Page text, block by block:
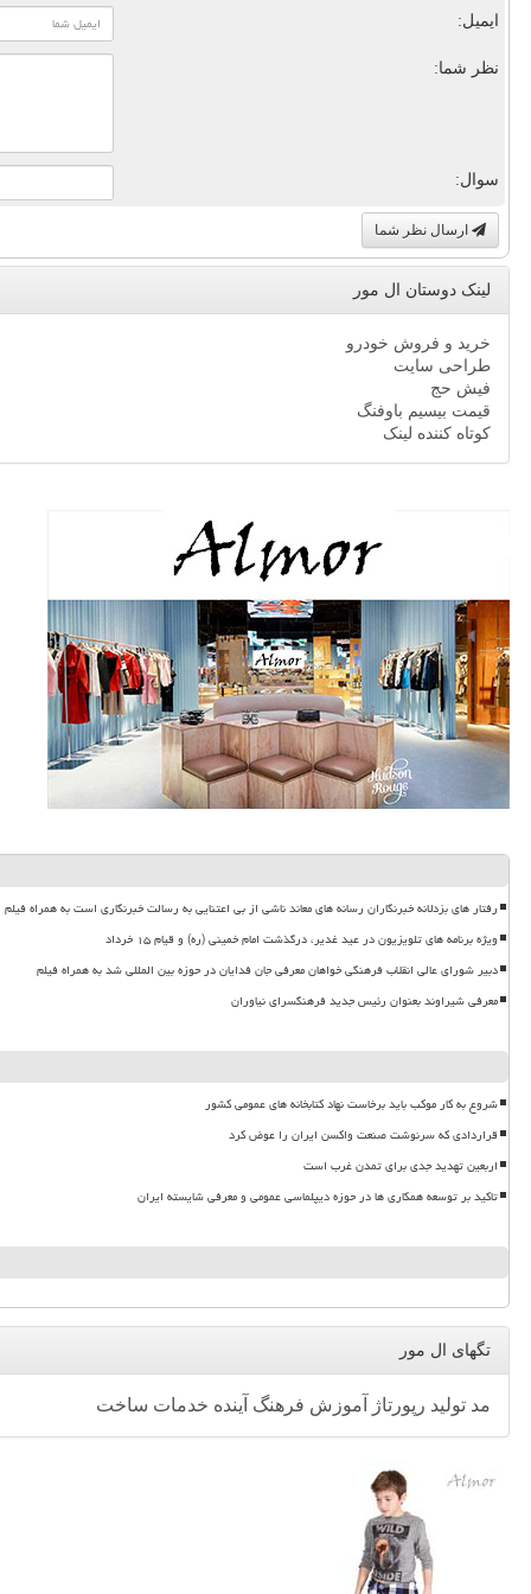
ایمیل:
نظر شما:
سوال:
ارسال نظر شما
لینک دوستان ال مور
خرید و فروش خودرو
طراحی سایت
فیش حج
قیمت بیسیم باوفنگ
کوتاه کننده لینک
رفتار های بزدلانه خبرنگاران رسانه های معاند ناشی از بی اعتنایی به رسالت خبرنگاری است به همراه فیلم
ویژه برنامه های تلویزیون در عید غدیر، درگذشت امام خمینی (ره) و قیام ۱۵ خرداد
دبیر شورای عالی انقلاب فرهنگی خواهان معرفی جان فدایان در حوزه بین المللی شد به همراه فیلم
معرفی شیراوند بعنوان رئیس جدید فرهنگسرای نیاوران
شروع به کار موکب باید برخاست نهاد کتابخانه های عمومی کشور
قراردادی که سرنوشت صنعت واکسن ایران را عوض کرد
اربعین تهدید جدی برای تمدن غرب است
تاکید بر توسعه همکاری ها در حوزه دیپلماسی عمومی و معرفی شایسته ایران
تگهای ال مور
مد تولید رپورتاژ آموزش فرهنگ آینده خدمات ساخت